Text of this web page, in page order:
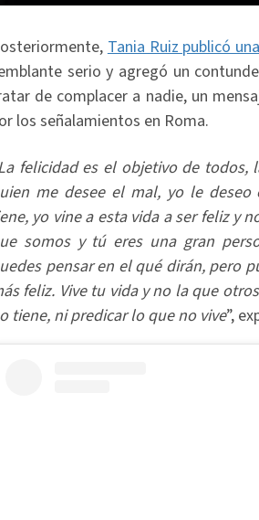
Tania Ruiz publicó
serio y agregó un
de complacer a nadie, un
los señalamientos en Roma.
felicidad es el objetivo de todos,
me desee el mal, yo le
yo vine a esta vida a ser feliz y
somos y tú eres una gran
pensar en el qué dirán, pero
feliz. Vive tu vida y no la que
tiene, ni predicar lo que no vive”,